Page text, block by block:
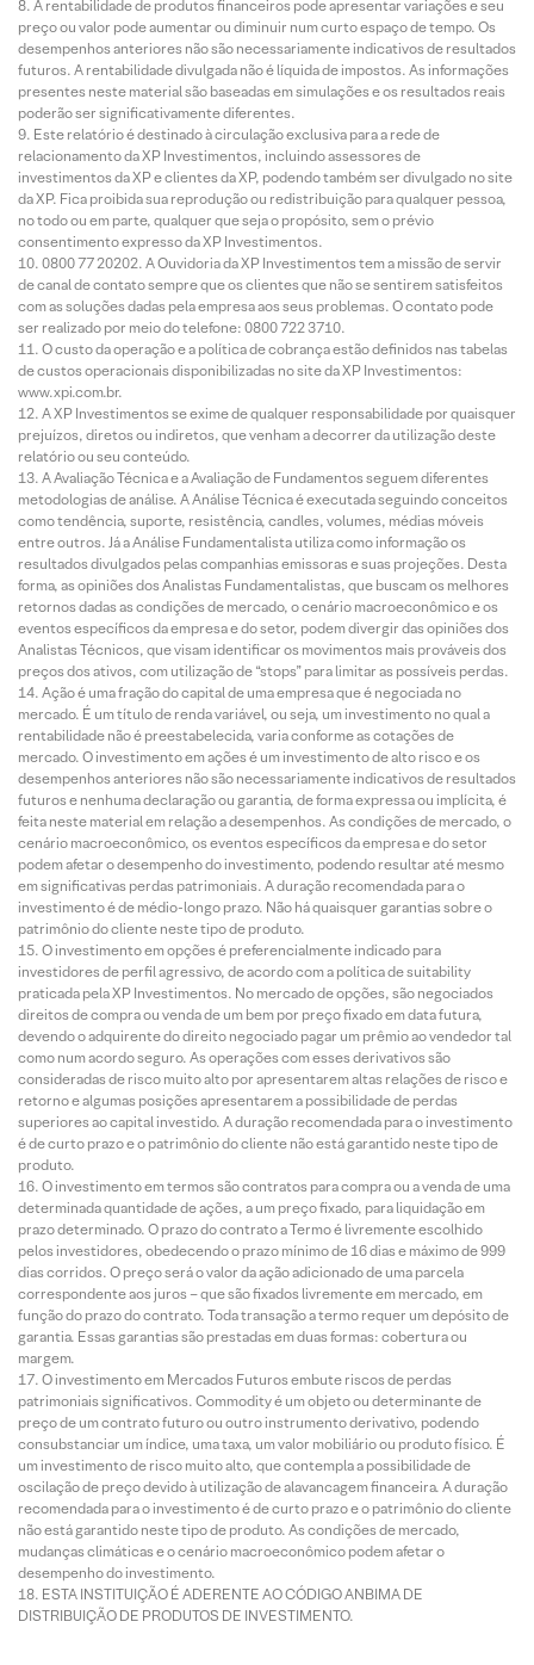
A rentabilidade de produtos financeiros pode apresentar variações e seu
preço ou valor pode aumentar ou diminuir num curto espaço de tempo. Os
desempenhos anteriores não são necessariamente indicativos de resultados
futuros. A rentabilidade divulgada não é líquida de impostos. As informações
presentes neste material são baseadas em simulações e os resultados reais
poderão ser significativamente diferentes.
Este relatório é destinado à circulação exclusiva para a rede de
relacionamento da XP Investimentos, incluindo assessores de
investimentos da XP e clientes da XP, podendo também ser divulgado no site
da XP. Fica proibida sua reprodução ou redistribuição para qualquer pessoa,
no todo ou em parte, qualquer que seja o propósito, sem o prévio
consentimento expresso da XP Investimentos.
0800 77 20202. A Ouvidoria da XP Investimentos tem a missão de servir
de canal de contato sempre que os clientes que não se sentirem satisfeitos
com as soluções dadas pela empresa aos seus problemas. O contato pode
ser realizado por meio do telefone: 0800 722 3710.
O custo da operação e a política de cobrança estão definidos nas tabelas
de custos operacionais disponibilizadas no site da XP Investimentos:
www.xpi.com.br.
A XP Investimentos se exime de qualquer responsabilidade por quaisquer
prejuízos, diretos ou indiretos, que venham a decorrer da utilização deste
relatório ou seu conteúdo.
A Avaliação Técnica e a Avaliação de Fundamentos seguem diferentes
metodologias de análise. A Análise Técnica é executada seguindo conceitos
como tendência, suporte, resistência, candles, volumes, médias móveis
entre outros. Já a Análise Fundamentalista utiliza como informação os
resultados divulgados pelas companhias emissoras e suas projeções. Desta
forma, as opiniões dos Analistas Fundamentalistas, que buscam os melhores
retornos dadas as condições de mercado, o cenário macroeconômico e os
eventos específicos da empresa e do setor, podem divergir das opiniões dos
Analistas Técnicos, que visam identificar os movimentos mais prováveis dos
preços dos ativos, com utilização de “stops” para limitar as possíveis perdas.
Ação é uma fração do capital de uma empresa que é negociada no
mercado. É um título de renda variável, ou seja, um investimento no qual a
rentabilidade não é preestabelecida, varia conforme as cotações de
mercado. O investimento em ações é um investimento de alto risco e os
desempenhos anteriores não são necessariamente indicativos de resultados
futuros e nenhuma declaração ou garantia, de forma expressa ou implícita, é
feita neste material em relação a desempenhos. As condições de mercado, o
cenário macroeconômico, os eventos específicos da empresa e do setor
podem afetar o desempenho do investimento, podendo resultar até mesmo
em significativas perdas patrimoniais. A duração recomendada para o
investimento é de médio-longo prazo. Não há quaisquer garantias sobre o
patrimônio do cliente neste tipo de produto.
O investimento em opções é preferencialmente indicado para
investidores de perfil agressivo, de acordo com a política de suitability
praticada pela XP Investimentos. No mercado de opções, são negociados
direitos de compra ou venda de um bem por preço fixado em data futura,
devendo o adquirente do direito negociado pagar um prêmio ao vendedor tal
como num acordo seguro. As operações com esses derivativos são
consideradas de risco muito alto por apresentarem altas relações de risco e
retorno e algumas posições apresentarem a possibilidade de perdas
superiores ao capital investido. A duração recomendada para o investimento
é de curto prazo e o patrimônio do cliente não está garantido neste tipo de
produto.
O investimento em termos são contratos para compra ou a venda de uma
determinada quantidade de ações, a um preço fixado, para liquidação em
prazo determinado. O prazo do contrato a Termo é livremente escolhido
pelos investidores, obedecendo o prazo mínimo de 16 dias e máximo de 999
dias corridos. O preço será o valor da ação adicionado de uma parcela
correspondente aos juros – que são fixados livremente em mercado, em
função do prazo do contrato. Toda transação a termo requer um depósito de
garantia. Essas garantias são prestadas em duas formas: cobertura ou
margem.
O investimento em Mercados Futuros embute riscos de perdas
patrimoniais significativos. Commodity é um objeto ou determinante de
preço de um contrato futuro ou outro instrumento derivativo, podendo
consubstanciar um índice, uma taxa, um valor mobiliário ou produto físico. É
um investimento de risco muito alto, que contempla a possibilidade de
oscilação de preço devido à utilização de alavancagem financeira. A duração
recomendada para o investimento é de curto prazo e o patrimônio do cliente
não está garantido neste tipo de produto. As condições de mercado,
mudanças climáticas e o cenário macroeconômico podem afetar o
desempenho do investimento.
ESTA INSTITUIÇÃO É ADERENTE AO CÓDIGO ANBIMA DE
DISTRIBUIÇÃO DE PRODUTOS DE INVESTIMENTO.